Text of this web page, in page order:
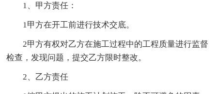
1、甲方责任：
1甲方在开工前进行技术交底。
2甲方有权对乙方在施工过程中的工程质量进行监督
检查，发现问题，提交乙方限时整改。
2、乙方责任